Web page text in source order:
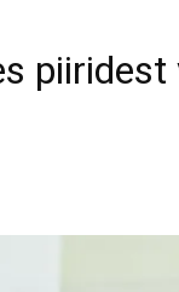
piiridest